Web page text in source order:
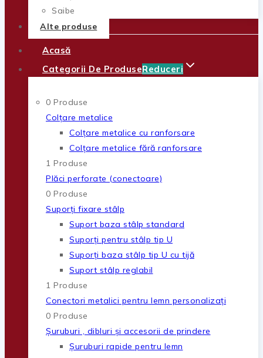
Șaibe
Alte produse
Acasă
Categorii De ProduseReduceri
0 Produse
Colțare metalice
Colțare metalice cu ranforsare
Colțare metalice fără ranforsare
1 Produse
Plăci perforate (conectoare)
0 Produse
Suporți fixare stâlp
Suport baza stâlp standard
Suporți pentru stâlp tip U
Suporți baza stâlp tip U cu tijă
Suport stâlp reglabil
1 Produse
Conectori metalici pentru lemn personalizați
0 Produse
Șuruburi , dibluri și accesorii de prindere
Șuruburi rapide pentru lemn